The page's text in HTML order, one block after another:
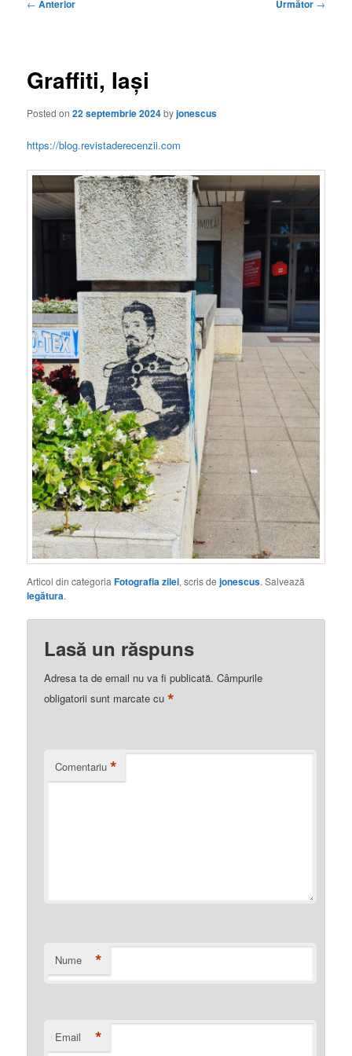
← Anterior Următor →
Graffiti, Iași
Posted on22 septembrie 2024byjonescus
https://blog.revistaderecenzii.com
Articol din categoriaFotografia zilei, scris dejonescus. Salvează
legătura.
Lasă un răspuns
Adresa ta de email nu va fi publicată. Câmpurile
obligatorii sunt marcate cu*
Comentariu *
Nume *
Email *